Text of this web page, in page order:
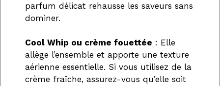
parfum délicat rehausse les saveurs sans
dominer.
Cool Whip ou crème fouettée : Elle
allège l’ensemble et apporte une texture
aérienne essentielle. Si vous utilisez de la
crème fraîche, assurez-vous qu’elle soit